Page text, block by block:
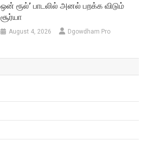
ஒன் ரூல்’ பாடலில் அனல் பறக்க விடும்
சூர்யா
August 4, 2026 Dgowdham Pro